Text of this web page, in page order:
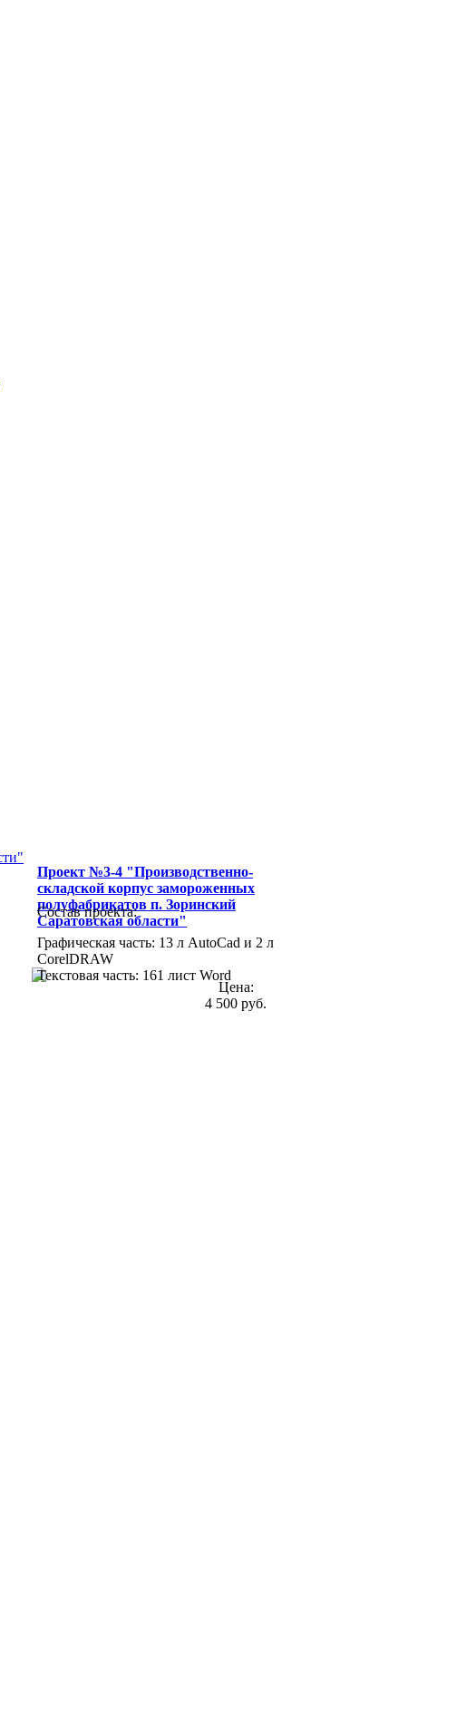
Проект №3-4 "Производственно-
складской корпус замороженных
полуфабрикатов п. Зоринский
Саратовская области"
Состав проекта:
Графическая часть: 13 л AutoCad и 2 л
CorelDRAW
Текстовая часть: 161 лист Word
Цена:
4 500 руб.